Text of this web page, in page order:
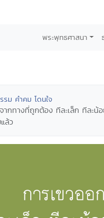
พระพุทธศาสนา
รม คำคม โดนใจ
ากทางที่ถูกต้อง ทีละเล็ก ทีละน้
ล้ว